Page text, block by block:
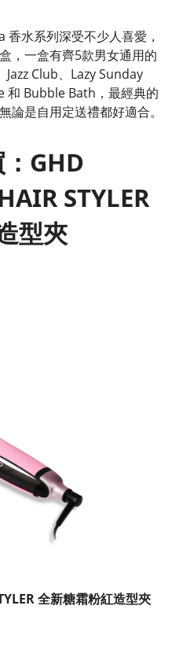
香水系列深受不少人喜愛，
，一盒有齊5款男女通用的
Club、Lazy Sunday
Bubble Bath，最經典的
論是自用定送禮都好適合。
GHD
STYLER
型夾
全新糖霜粉紅造型夾